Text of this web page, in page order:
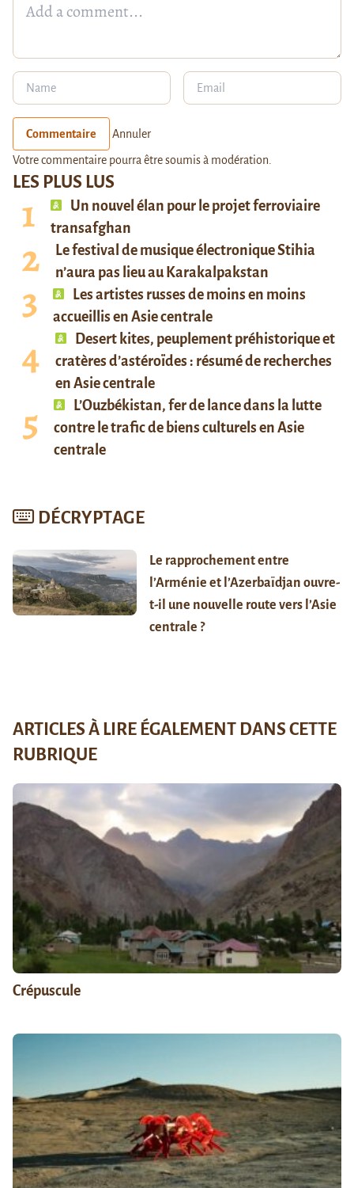
LES PLUS LUS
Un nouvel élan pour le projet ferroviaire
transafghan
Le festival de musique électronique Stihia
n’aura pas lieu au Karakalpakstan
Les artistes russes de moins en moins
accueillis en Asie centrale
Desert kites, peuplement préhistorique et
cratères d’astéroïdes : résumé de recherches
en Asie centrale
L’Ouzbékistan, fer de lance dans la lutte
contre le trafic de biens culturels en Asie
centrale
DÉCRYPTAGE
Le rapprochement entre
l’Arménie et l’Azerbaïdjan ouvre-
t-il une nouvelle route vers l’Asie
centrale ?
Commentaire Annuler
Votre commentaire pourra être soumis à modération.
ARTICLES À LIRE ÉGALEMENT DANS CETTE
RUBRIQUE
Crépuscule